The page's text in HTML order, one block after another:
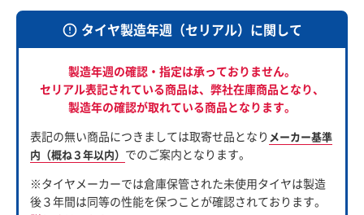
タイヤ製造年週（セリアル）に関して
製造年週の確認・指定は承っておりません。
セリアル表記されている商品は、 弊社在庫商品となり、
製造年の確認が取れている商品となります。
表記の無い商品につきましては取寄せ品となり メーカー基準
内（概ね３年以内） でのご案内となります。
※タイヤメーカーでは倉庫保管された未使用タイヤは製造
後３年間は同等の性能を保つことが確認されております。